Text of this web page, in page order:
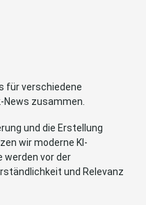
für verschiedene
News zusammen.
und die Erstellung
wir moderne KI-
werden vor der
und Relevanz